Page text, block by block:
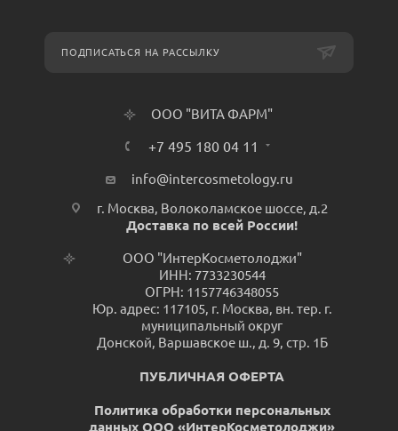
ПОДПИСАТЬСЯ НА РАССЫЛКУ
ООО "ВИТА ФАРМ"
+7 495 180 04 11
info@intercosmetology.ru
г. Москва, Волоколамское шоссе, д.2
Доставка по всей России!
ООО "ИнтерКосметолоджи"
ИНН: 7733230544
ОГРН: 1157746348055
Юр. адрес: 117105, г. Москва, вн. тер. г.
муниципальный округ
Донской, Варшавское ш., д. 9, стр. 1Б
ПУБЛИЧНАЯ ОФЕРТА
Политика обработки персональных
данных ООО «ИнтерКосметолоджи»